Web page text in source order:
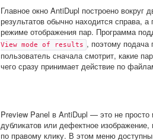
Главное окно AntiDupl построено вокруг
результатов обычно находится справа,
режиме отображения пар. Программа
View mode of results , поэтому подача
пользователь сначала смотрит, какие
чего сразу принимает действие по
Preview Panel в AntiDupl — это не
дубликатов или дефектное
по правому клику. В этом меню